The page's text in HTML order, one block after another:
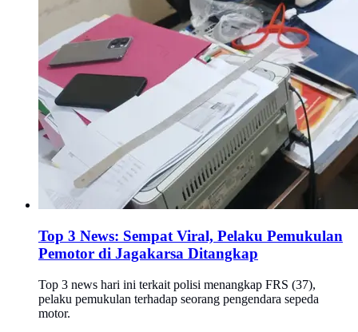
Top 3 News: Sempat Viral, Pelaku Pemukulan
Pemotor di Jagakarsa Ditangkap
Top 3 news hari ini terkait polisi menangkap FRS (37),
pelaku pemukulan terhadap seorang pengendara sepeda
motor.